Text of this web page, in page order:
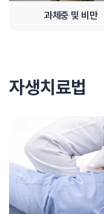
과체중 및 비만
자생치료법